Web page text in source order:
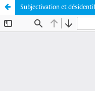
Subjectivation et